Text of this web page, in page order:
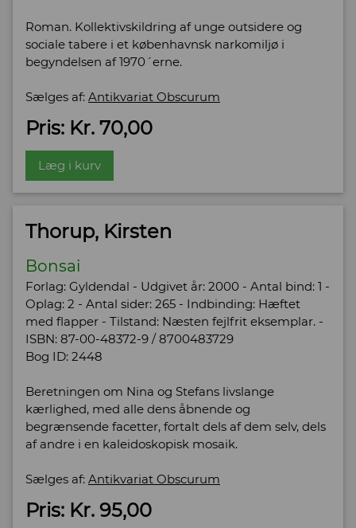
Roman. Kollektivskildring af unge outsidere og
sociale tabere i et københavnsk narkomiljø i
begyndelsen af 1970´erne.
Sælges af: Antikvariat Obscurum
Pris: Kr. 70,00
Læg i kurv
Thorup, Kirsten
Bonsai
Forlag: Gyldendal - Udgivet år: 2000 - Antal bind: 1 -
Oplag: 2 - Antal sider: 265 - Indbinding: Hæftet
med flapper - Tilstand: Næsten fejlfrit eksemplar. -
ISBN: 87-00-48372-9 / 8700483729
Bog ID: 2448
Beretningen om Nina og Stefans livslange
kærlighed, med alle dens åbnende og
begrænsende facetter, fortalt dels af dem selv, dels
af andre i en kaleidoskopisk mosaik.
Sælges af: Antikvariat Obscurum
Pris: Kr. 95,00